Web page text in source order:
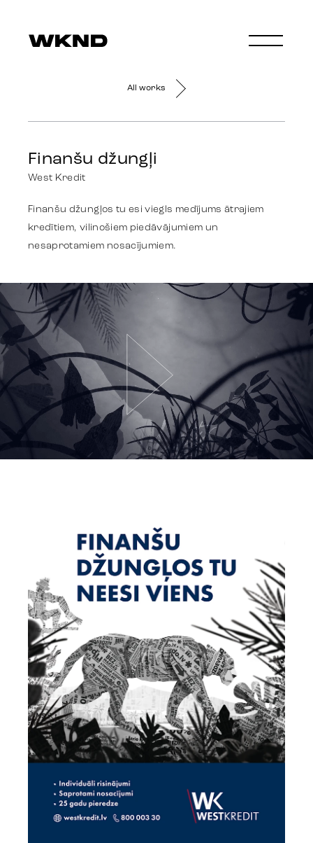
Work
All works
Finanšu džungļi
West Kredit
Finanšu džungļos tu esi viegls medījums ātrajiem
kredītiem, vilinošiem piedāvājumiem un
nesaprotamiem nosacījumiem.